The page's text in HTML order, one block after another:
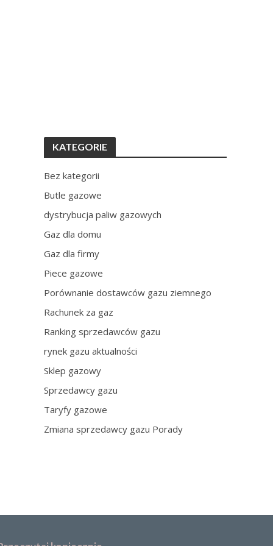
KATEGORIE
Bez kategorii
Butle gazowe
dystrybucja paliw gazowych
Gaz dla domu
Gaz dla firmy
Piece gazowe
Porównanie dostawców gazu ziemnego
Rachunek za gaz
Ranking sprzedawców gazu
rynek gazu aktualności
Sklep gazowy
Sprzedawcy gazu
Taryfy gazowe
Zmiana sprzedawcy gazu Porady